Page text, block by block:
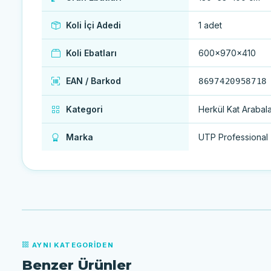
Koli İçi Adedi 1 adet
Koli Ebatları 600x970x410
EAN / Barkod 8697420958718
Kategori Herkül Kat
Marka UTP Professional
AYNI KATEGORIDEN
Benzer Ürünler